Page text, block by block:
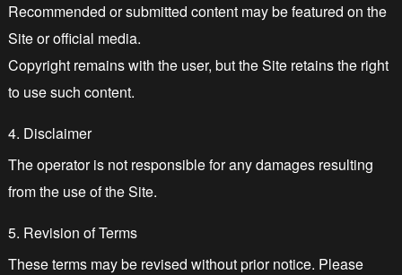
Recommended or submitted content may be featured on the
Site or official media.
Copyright remains with the user, but the Site retains the right
to use such content.
4. Disclaimer
The operator is not responsible for any damages resulting
from the use of the Site.
5. Revision of Terms
These terms may be revised without prior notice. Please